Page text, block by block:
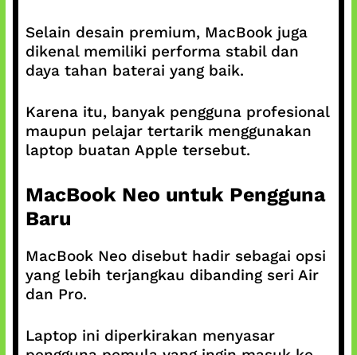
Selain desain premium, MacBook juga
dikenal memiliki performa stabil dan
daya tahan baterai yang baik.
Karena itu, banyak pengguna profesional
maupun pelajar tertarik menggunakan
laptop buatan Apple tersebut.
MacBook Neo untuk Pengguna
Baru
MacBook Neo disebut hadir sebagai opsi
yang lebih terjangkau dibanding seri Air
dan Pro.
Laptop ini diperkirakan menyasar